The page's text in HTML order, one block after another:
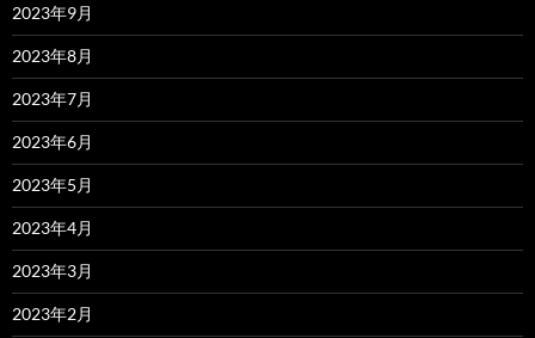
2023年9月
2023年8月
2023年7月
2023年6月
2023年5月
2023年4月
2023年3月
2023年2月